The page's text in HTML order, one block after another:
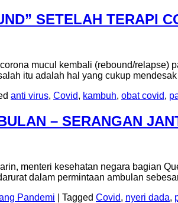
SETELAH TERAPI
mucul kembali (rebound/relapse)
itu adalah hal yang cukup
anti virus, Covid, kambuh, obat covid,
– SERANGAN
menteri kesehatan negara bagian
dalam permintaan ambulan
Pandemi Tagged Covid, nyeri dada,